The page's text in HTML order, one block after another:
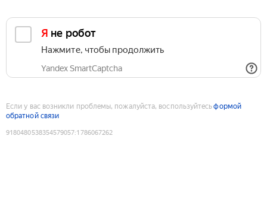
Я не робот
Нажмите, чтобы продолжить
Yandex SmartCaptcha
Если у вас возникли проблемы, пожалуйста, воспользуйтесьформой
обратной связи
9180480538354579057:1786067262